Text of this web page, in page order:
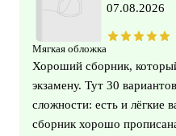
Мягкая обложка
07.08.2026
Хороший сборник,
экзамену. Тут 30
сложности: есть и лёгкие
сборник хорошо